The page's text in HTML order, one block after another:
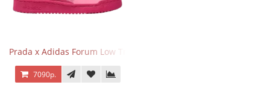
Prada x Adidas Forum Low Triple Pink
7090р.